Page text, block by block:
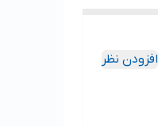
افزودن نظر